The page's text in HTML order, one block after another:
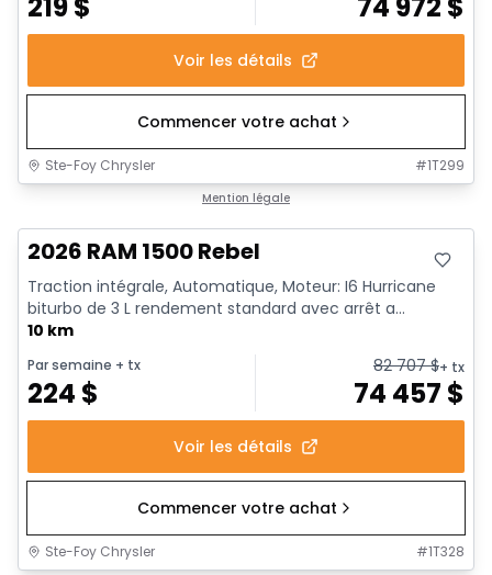
Voir les détails
Commencer votre achat
Ste-Foy Chrysler #1T299
Mention légale
2026 RAM 1500 Rebel
Traction intégrale, Automatique, Moteur: I6 Hurricane
biturbo de 3 L rendement standard avec arrêt a...
10 km
Par semaine + tx
224 $
82 707$+ tx
74 457 $
Voir les détails
Commencer votre achat
Ste-Foy Chrysler #1T328